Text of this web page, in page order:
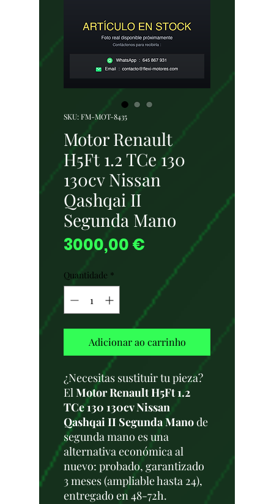
SKU: FM-MOT-8435
Motor Renault
H5Ft 1.2 TCe 130
130cv Nissan
Qashqai II
Segunda Mano
3000,00 € Preço
Quantidade *
Adicionar ao carrinho
¿Necesitas sustituir tu pieza?
ElMotor Renault H5Ft 1.2
TCe 130 130cv Nissan
Qashqai II Segunda Manode
segunda mano es una
alternativa económica al
nuevo: probado, garantizado
3 meses (ampliable hasta 24),
entregado en 48-72h.